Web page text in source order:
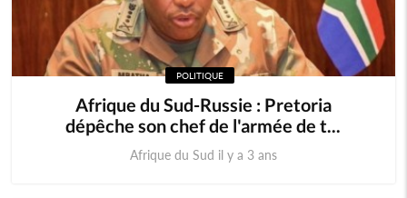
POLITIQUE
Afrique du Sud-Russie : Pretoria
dépêche son chef de l'armée de t...
Afrique du Sud il y a 3 ans